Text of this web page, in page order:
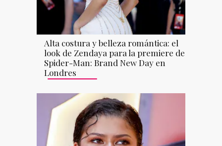
Alta costura y belleza romántica: el
look de Zendaya para la premiere de
Spider-Man: Brand New Day en
Londres